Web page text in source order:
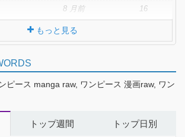
8 月前 16
もっと見る
ピース manga raw, ワンピース 漫画raw, ワン
トップ週間 トップ日別